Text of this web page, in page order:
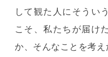
して観た人にそうい
こそ、私たちが届け
か、そんなことを考え